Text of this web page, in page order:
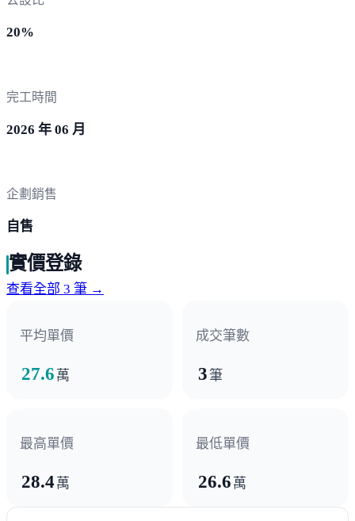
20%
完工時間
2026 年 06 月
企劃銷售
自售
實價登錄
查看全部 3 筆 →
平均單價
27.6 萬
成交筆數
3筆
最高單價
28.4 萬
最低單價
26.6 萬